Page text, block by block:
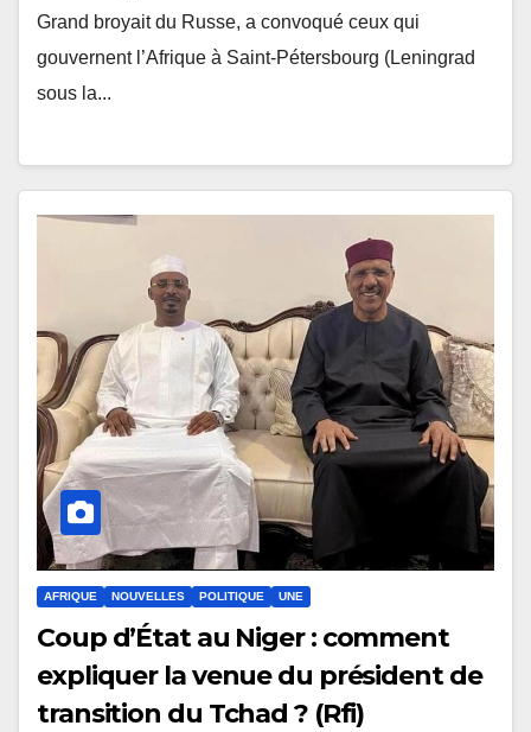
Grand broyait du Russe, a convoqué ceux qui
gouvernent l’Afrique à Saint-Pétersbourg (Leningrad
sous la...
AFRIQUE NOUVELLES POLITIQUE UNE
Coup d’État au Niger : comment
expliquer la venue du président de
transition du Tchad ? (Rfi)